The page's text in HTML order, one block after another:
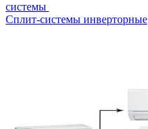
системы
Сплит-системы инверторные